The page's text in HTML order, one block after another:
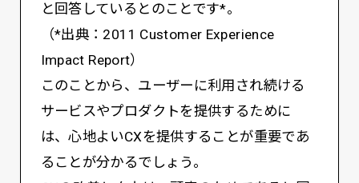
と回答しているとのことです*。
（*出典：2011 Customer Experience
Impact Report）
このことから、ユーザーに利用され続ける
サービスやプロダクトを提供するために
は、心地よいCXを提供することが重要であ
ることが分かるでしょう。